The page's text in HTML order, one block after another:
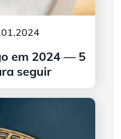
em 2024 — 5
seguir